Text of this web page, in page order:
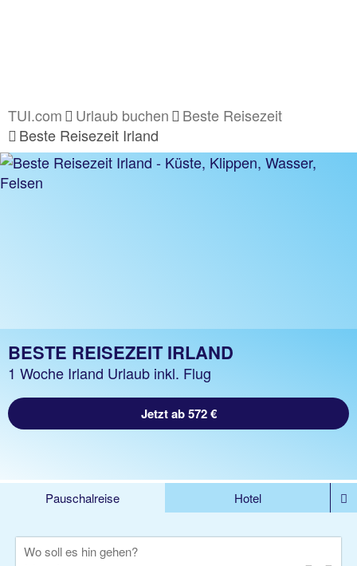
TUI.com Urlaub buchen
Beste Reisezeit
Beste Reisezeit Irland
BESTE REISEZEIT IRLAND
1 Woche Irland Urlaub inkl. Flug
Jetzt ab 572 €
Pauschalreise
Hotel
Kreuzfahrten
Rundreisen
Wo soll es hin gehen?